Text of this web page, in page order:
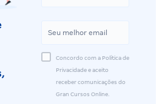
Concordo com a Política de
Privacidade e aceito
receber comunicações do
Gran Cursos Online.